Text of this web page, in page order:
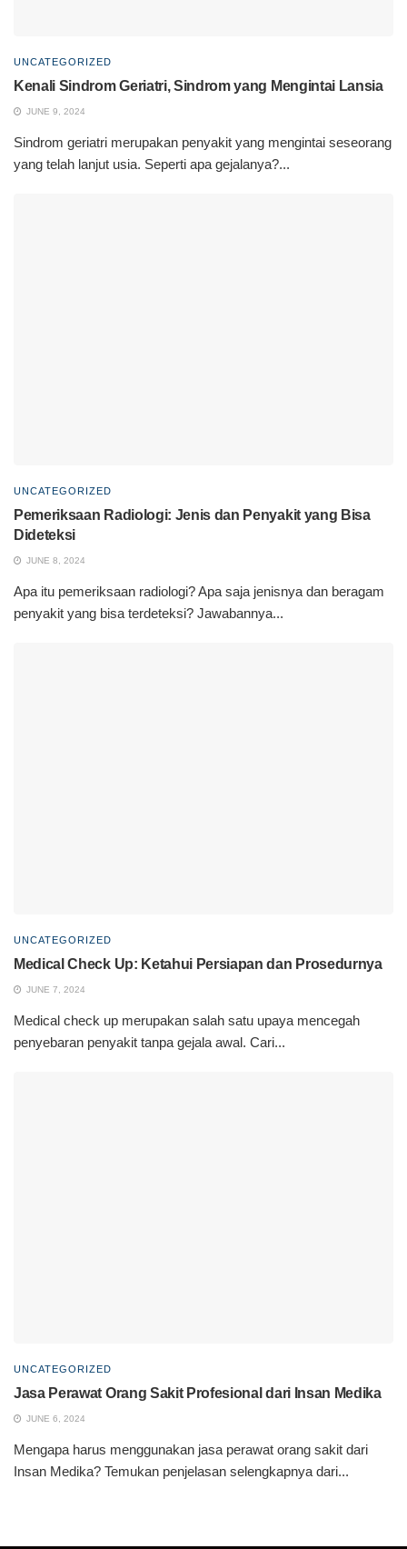
UNCATEGORIZED
Kenali Sindrom Geriatri, Sindrom yang Mengintai Lansia
JUNE 9, 2024
Sindrom geriatri merupakan penyakit yang mengintai seseorang
yang telah lanjut usia. Seperti apa gejalanya?...
UNCATEGORIZED
Pemeriksaan Radiologi: Jenis dan Penyakit yang Bisa
Dideteksi
JUNE 8, 2024
Apa itu pemeriksaan radiologi? Apa saja jenisnya dan beragam
penyakit yang bisa terdeteksi? Jawabannya...
UNCATEGORIZED
Medical Check Up: Ketahui Persiapan dan Prosedurnya
JUNE 7, 2024
Medical check up merupakan salah satu upaya mencegah
penyebaran penyakit tanpa gejala awal. Cari...
UNCATEGORIZED
Jasa Perawat Orang Sakit Profesional dari Insan Medika
JUNE 6, 2024
Mengapa harus menggunakan jasa perawat orang sakit dari
Insan Medika? Temukan penjelasan selengkapnya dari...